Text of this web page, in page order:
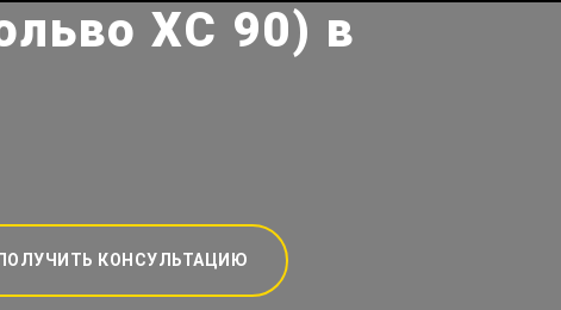
ХС 90) в
КОНСУЛЬТАЦИЮ